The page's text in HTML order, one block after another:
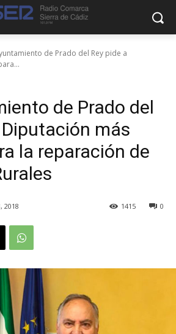
de Prado del Rey pide a
de Prado del
Diputación más
la reparación de
2018 0
1415